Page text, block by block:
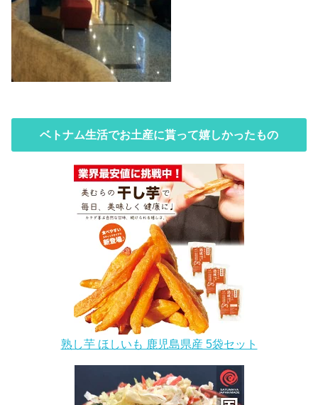
ベトナム生活でお土産に貰って嬉しかったもの
熟し芋 ほしいも 鹿児島県産 5袋セット